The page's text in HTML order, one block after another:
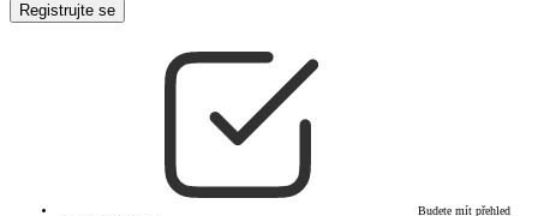
Registrujte se
Budete mít přehled